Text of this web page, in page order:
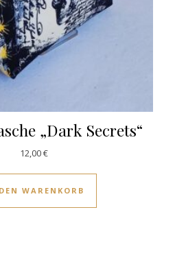
„Dark Secrets“
12,00€
WARENKORB